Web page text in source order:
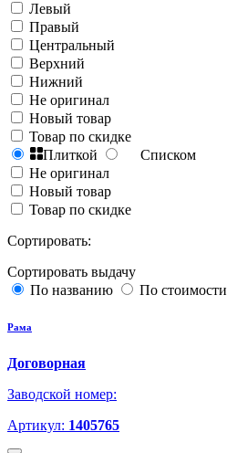
Левый
Правый
Центральный
Верхний
Нижний
Не оригинал
Новый товар
Товар по скидке
Плиткой
Списком
Не оригинал
Новый товар
Товар по скидке
Сортировать:
Сортировать выдачу
По названию
По стоимости
Рама
Договорная
Заводской номер:
Артикул: 1405765